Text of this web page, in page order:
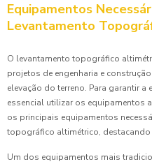
Equipamentos
Levantamento
O levantamento topográfico
projetos de engenharia e
elevação do terreno. Para garantir
essencial utilizar os equipamentos
os principais equipamentos
topográfico altimétrico,
Um dos equipamentos mais